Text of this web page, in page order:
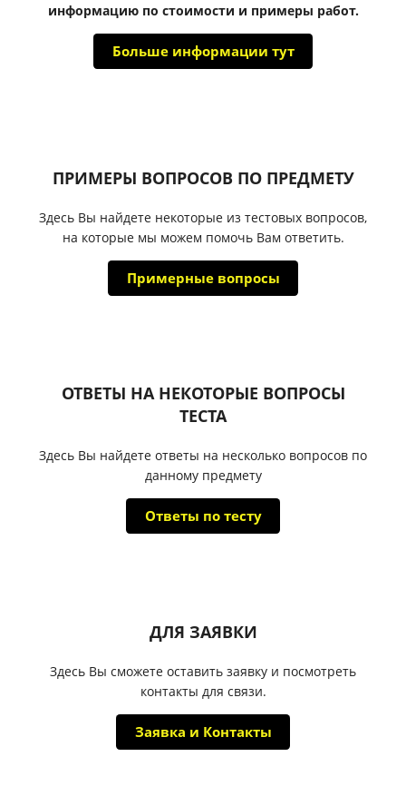
информацию по стоимости и примеры работ.
Больше информации тут
ПРИМЕРЫ ВОПРОСОВ ПО ПРЕДМЕТУ
Здесь Вы найдете некоторые из тестовых вопросов,
на которые мы можем помочь Вам ответить.
Примерные вопросы
ОТВЕТЫ НА НЕКОТОРЫЕ ВОПРОСЫ
ТЕСТА
Здесь Вы найдете ответы на несколько вопросов по
данному предмету
Ответы по тесту
ДЛЯ ЗАЯВКИ
Здесь Вы сможете оставить заявку и посмотреть
контакты для связи.
Заявка и Контакты